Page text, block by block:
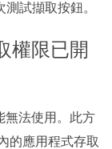
測試擷取按鈕。
權限已開
無法使用。此方
的應用程式存取